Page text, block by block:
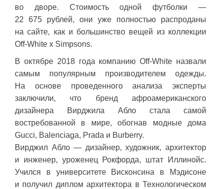
во дворе. Стоимость одной футболки —
22 675 рублей, они уже полностью распроданы
на сайте, как и большинство вещей из коллекции
Off-White x Simpsons.
В октябре 2018 года компанию Off-White назвали
самым популярным производителем одежды.
На основе проведенного анализа эксперты
заключили, что бренд афроамериканского
дизайнера Вирджила Абло стала самой
востребованной в мире, обогнав модные дома
Gucci, Balenciaga, Prada и Burberry.
Вирджил Абло — дизайнер, художник, архитектор
и инженер, уроженец Рокфорда, штат Иллинойс.
Учился в университете Висконсина в Мэдисоне
и получил диплом архитектора в Технологическом